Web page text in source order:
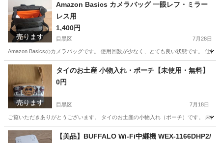
売ります
Amazon Basics カメラバッグ 一眼レフ・ミラー
レス用
1,400円
目黒区 7月28日
Amazon Basicsのカメラバッグです。 使用回数が少なく、とても良い状態です。 仕
東京 目黒区 カメラ
売ります
タイのお土産 小物入れ・ポーチ【未使用・無料】
0円
目黒区 7月18日
ご覧いただきありがとうございます。 タイのお土産の小物入れ（ポーチ）です。 未
東京 目黒区 バッグ
【美品】BUFFALO Wi-Fi中継機 WEX-1166DHP2/